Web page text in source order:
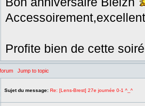
Profite bien de cette
Jump to topic
Sujet du message: Re: [Lens-Brest] 27e journée 0-1 ^_^